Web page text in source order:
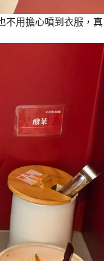
不用擔心噴到衣服，真